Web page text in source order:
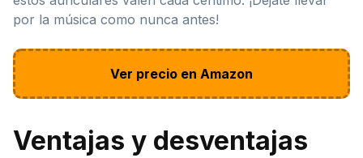
por la música como nunca antes!
Ver precio en Amazon
Ventajas y desventajas